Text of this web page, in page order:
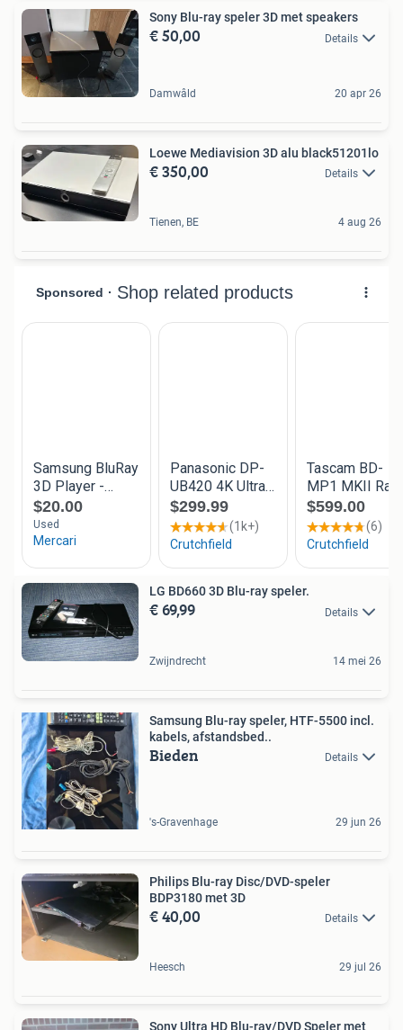
Sony Blu-ray speler 3D met speakers
€ 50,00 Details
Damwâld 20 apr 26
Loewe Mediavision 3D alu black51201lo
€ 350,00 Details
Tienen, BE 4 aug 26
LG BD660 3D Blu-ray speler.
€ 69,99 Details
Zwijndrecht 14 mei 26
Samsung Blu-ray speler, HTF-5500 incl.
kabels, afstandsbed..
Bieden Details
's-Gravenhage 29 jun 26
Philips Blu-ray Disc/DVD-speler
BDP3180 met 3D
€ 40,00 Details
Heesch 29 jul 26
Sony Ultra HD Blu-ray/DVD Speler met